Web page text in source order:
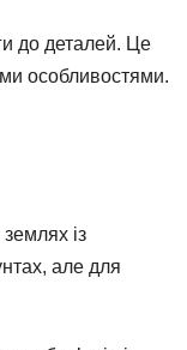
до деталей. Це
особливостями.
із
але для